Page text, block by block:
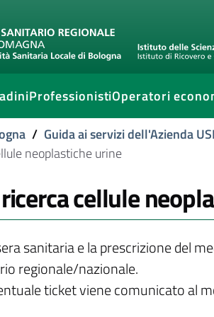
ProfessionistiOperatori
/ Guida ai servizi dell'Azienda
neoplastiche urine
cellule
sanitaria e la prescrizione del
regionale/nazionale.
ticket viene comunicato al